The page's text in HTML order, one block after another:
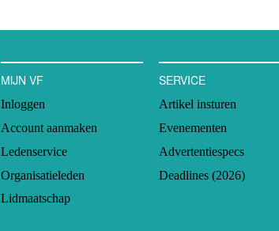
MIJN VF
Inloggen
Account aanmaken
Ledenservice
Organisatieleden
Lidmaatschap
SERVICE
Artikel insturen
Evenementen
Advertentiespecs
Deadlines (2026)